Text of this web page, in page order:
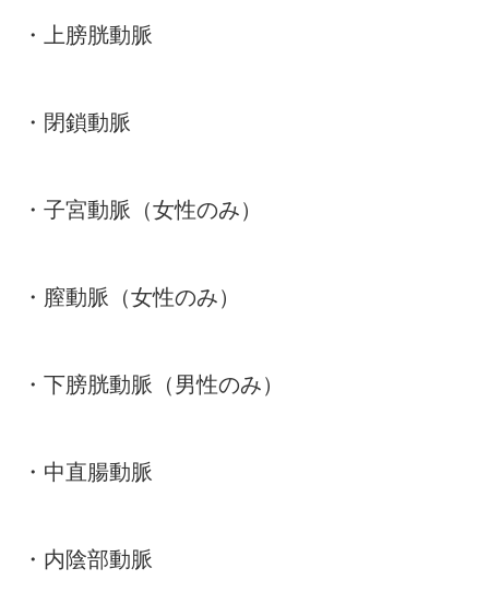
・上膀胱動脈
・閉鎖動脈
・子宮動脈（女性のみ）
・膣動脈（女性のみ）
・下膀胱動脈（男性のみ）
・中直腸動脈
・内陰部動脈